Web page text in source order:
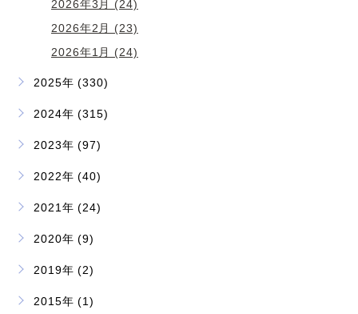
2026年3月 (24)
2026年2月 (23)
2026年1月 (24)
2025年 (330)
2024年 (315)
2023年 (97)
2022年 (40)
2021年 (24)
2020年 (9)
2019年 (2)
2015年 (1)